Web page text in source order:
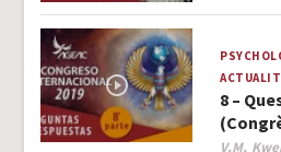
8 –
Author
V.M.